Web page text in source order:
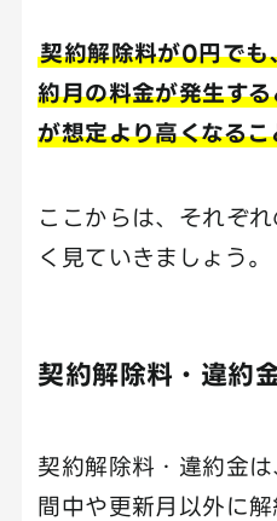
契約解除料が0円でも
約月の料金が発生す
が想定より高くなるこ
ここからは、それぞ
く見ていきましょう。
契約解除料・違約
契約解除料・違約金
間中や更新月以外に